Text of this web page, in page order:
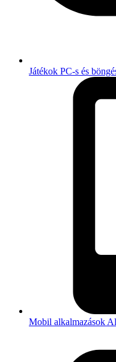
Játékok PC-s és
Mobil alkalmazások